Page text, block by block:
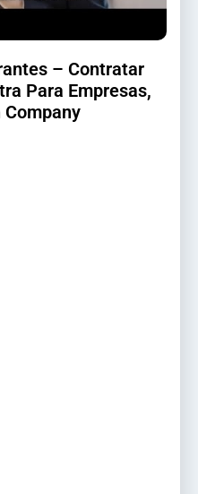
– Contratar
Para Empresas,